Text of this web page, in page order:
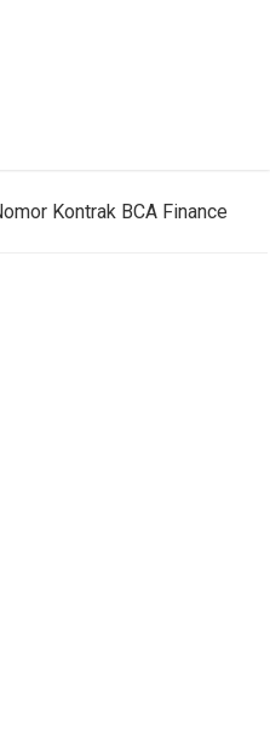
Kontrak BCA Finance